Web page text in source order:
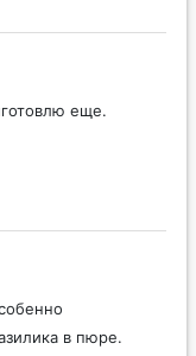
еще.
в пюре.